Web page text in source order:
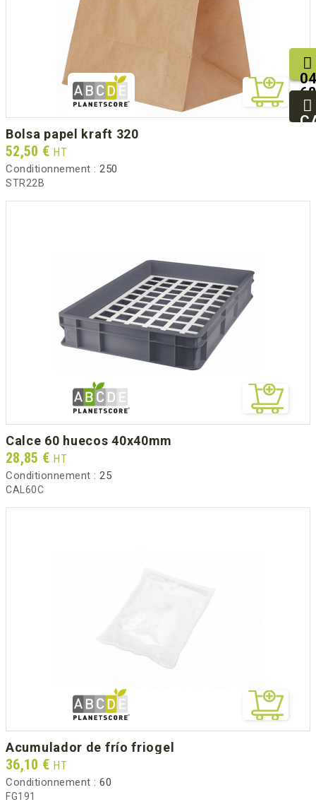
bolsa papel kraft 320
Prix
52,50 € HT
Conditionnement : 250
STR22B
calce 60 huecos 40x40mm
Prix
28,85 € HT
Conditionnement : 25
CAL60C
acumulador de frío friogel
Prix
36,10 € HT
Conditionnement : 60
FG191
04
68
25
93